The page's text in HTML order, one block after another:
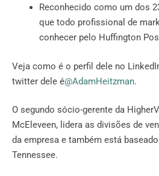
Reconhecido como um dos
que todo profissional de
conhecer pelo Huffington
Veja como é o perfil dele no
twitter dele é@AdamHeitzman.
O segundo sócio-gerente da
McEleveen, lidera as divisões de
da empresa e também está
Tennessee.